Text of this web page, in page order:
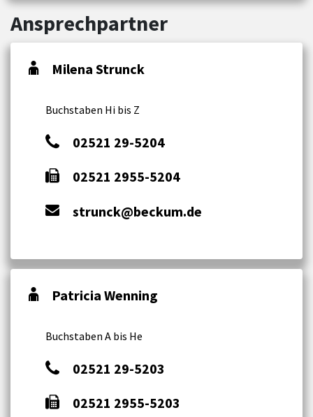
Ansprechpartner
Milena Strunck
Buchstaben Hi bis Z
02521 29-5204
02521 2955-5204
strunck@beckum.de
Patricia Wenning
Buchstaben A bis He
02521 29-5203
02521 2955-5203